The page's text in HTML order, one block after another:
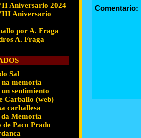
Aniversario 2024
Aniversario
por A. Fraga
A. Fraga
Sal
memoria
sentimiento
Carballo (web)
carballesa
Memoria
de Paco Prado
Comentario: